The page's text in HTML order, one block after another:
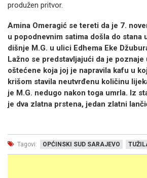
produžen pritvor.
Amina Omeragić se tereti da je 7.
u popodnevnim satima došla do stana
dišnje M.G. u ulici Edhema Eke
Lažno se predstavljajući da je poznaje
oštećene koja joj je napravila kafu u
krišom stavila neutvrđenu količinu
je M.G. nedugo nakon toga umrla. Iz
je dva zlatna prstena, jedan zlatni
Tagovi: OPĆINSKI SUD SARAJEVO